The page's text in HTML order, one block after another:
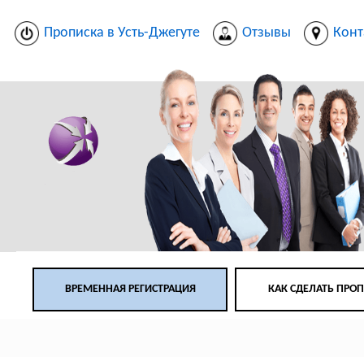
Прописка в Усть-Джегуте Отзывы
ВРЕМЕННАЯ РЕГИСТРАЦИЯ КАК СДЕЛАТЬ